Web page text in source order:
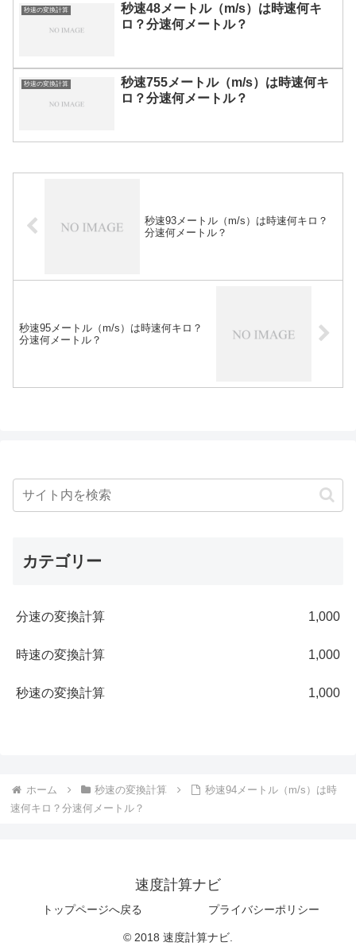
秒速の変換計算
秒速48メートル（m/s）は時速何キ
ロ？分速何メートル？
秒速の変換計算
秒速755メートル（m/s）は時速何キ
ロ？分速何メートル？
秒速93メートル（m/s）は時速何キロ？
分速何メートル？
秒速95メートル（m/s）は時速何キロ？
分速何メートル？
カテゴリー
分速の変換計算 1,000
時速の変換計算 1,000
秒速の変換計算 1,000
ホーム 秒速の変換計算
秒速94メートル（m/s）は時
速何キロ？分速何メートル？
速度計算ナビ
トップページへ戻る プライバシーポリシー
© 2018 速度計算ナビ.